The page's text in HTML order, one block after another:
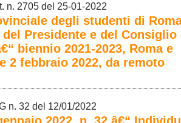
n. 2705 del 25-01-2022
degli studenti di
del Presidente e del Consiglio
biennio 2021-2023, Roma e
2 febbraio 2022, da remoto
n. 32 del 12/01/2022